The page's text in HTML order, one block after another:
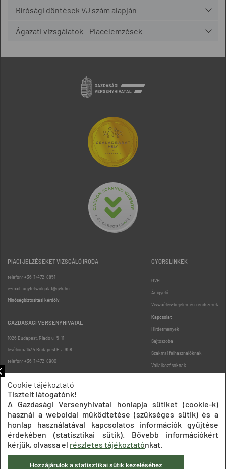
Bírósági döntések VJ szám alapján
Ágazati vizsgálatok - Piacelemzések
PIACI JELZÉSEKET VIZSGÁLÓ IRODA
telefon: +36 (1) 472-8851
e-mail: ugyfelszolgalat@gvh.hu
Minőségbiztosítási kérdőív
GAZDASÁGI VERSENYHIVATAL
1026 Budapest, Riadó u. 5-11.
levélcím: 1534 Budapest Pf.: 958
telefon: +36 (1) 472-8900
GYORSLINKEK
GVH
Árfigyelő
Visszaélés-bejelentési rendszerek
Kapcsolat
Hirdetmények
Sajtószoba
Szakmai felhasználóknak
Vállalkozásoknak
Oldaltérkép
Cookie tájékoztató
Tisztelt látogatónk!
A Gazdasági Versenyhivatal honlapja sütiket (cookie-k)
használ a weboldal működtetése (szükséges sütik) és a
honlap használatával kapcsolatos információk gyűjtése
érdekében (statisztikai sütik). Bővebb információkért
kérjük, olvassa el részletes tájékoztatónkat.
Hozzájárulok a statisztikai sütik kezeléséhez